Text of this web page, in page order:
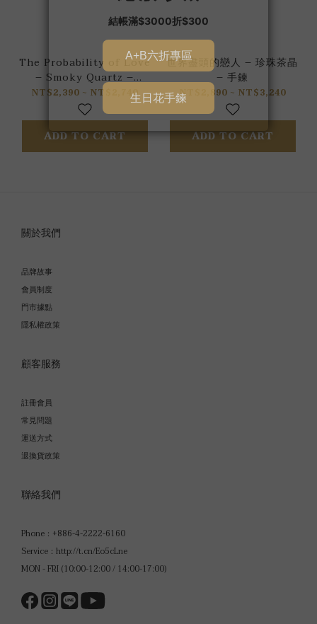
The Probability of Love
– Smoky Quartz –
Bracelet
NT$2,390 ~ NT$2,740
ADD TO CART
世界盡頭的戀人 – 珍珠茶晶
– 手鍊
NT$2,890 ~ NT$3,240
ADD TO CART
關於我們
品牌故事
會員制度
門市據點
隱私權政策
顧客服務
註冊會員
常見問題
運送方式
退換貨政策
聯絡我們
Phone：+886-4-2222-6160
Service：http://t.cn/Eo5cLne
MON - FRI (10:00-12:00 / 14:00-17:00)